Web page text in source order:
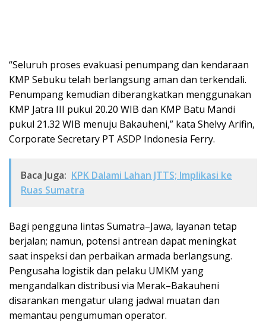
“Seluruh proses evakuasi penumpang dan kendaraan
KMP Sebuku telah berlangsung aman dan terkendali.
Penumpang kemudian diberangkatkan menggunakan
KMP Jatra III pukul 20.20 WIB dan KMP Batu Mandi
pukul 21.32 WIB menuju Bakauheni,” kata Shelvy Arifin,
Corporate Secretary PT ASDP Indonesia Ferry.
Baca Juga: KPK Dalami Lahan JTTS; Implikasi ke
Ruas Sumatra
Bagi pengguna lintas Sumatra–Jawa, layanan tetap
berjalan; namun, potensi antrean dapat meningkat
saat inspeksi dan perbaikan armada berlangsung.
Pengusaha logistik dan pelaku UMKM yang
mengandalkan distribusi via Merak–Bakauheni
disarankan mengatur ulang jadwal muatan dan
memantau pengumuman operator.